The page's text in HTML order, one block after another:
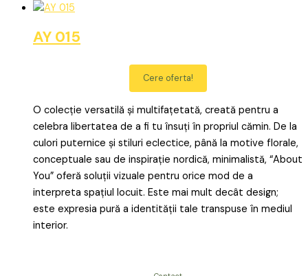
AY 015
Cere oferta!
O colecție versatilă și multifațetată, creată pentru a
celebra libertatea de a fi tu însuți în propriul cămin. De la
culori puternice și stiluri eclectice, până la motive florale,
conceptuale sau de inspirație nordică, minimalistă, “About
You” oferă soluții vizuale pentru orice mod de a
interpreta spațiul locuit. Este mai mult decât design;
este expresia pură a identității tale transpuse în mediul
interior.